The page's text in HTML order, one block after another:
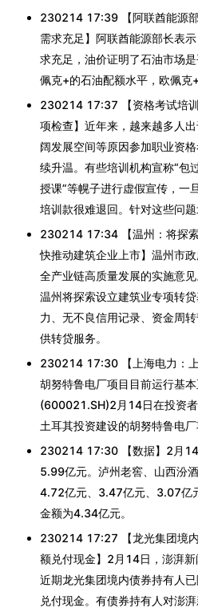
230214 17:39 【阿联酋能源
需求充足】阿联酋能源部长表
求充足，油价证明了石油市场
佩克+的石油配额水平，欧佩克
230214 17:37 【资格考试培
项检查】近年来，越来越多人
阔发展空间等原因参加职业资
续升温。有些培训机构宣称“包
授课”等幌子进行虚假宣传，一
培训款很难退回。针对这些问题
230214 17:34 【温州：将探
快推动建筑企业上市】温州市
全产业链高质量发展的实施意
温州将探索设立建筑业专项转
力、无不良信用记录、资金周
供转贷服务。
230214 17:30 【上海电力：
胡努特鲁电厂项目目前运行基
(600021.SH)2月14日在投资
土耳其投资建设的胡努特鲁电厂
230214 17:30 【数据】2月14
5.99亿元。泸州老窖、山西汾
4.72亿元、3.47亿元、3.07亿
金额为4.34亿元。
230214 17:27 【龙光集团境
额兑付现金】2月14日，澎湃新
近期龙光集团境内债券持有人
兑付现金。有债券持有人对澎